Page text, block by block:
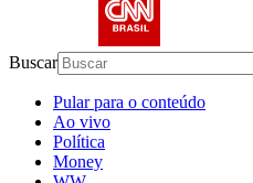
Buscar
Pular para o conteúdo
Ao vivo
Política
Money